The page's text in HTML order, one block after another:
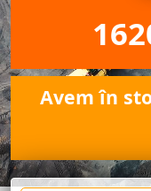
Avem în